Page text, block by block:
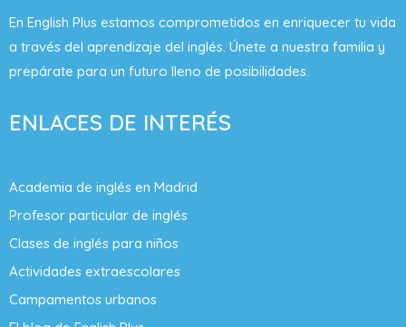
En English Plus estamos comprometidos en enriquecer tu vida
a través del aprendizaje del inglés. Únete a nuestra familia y
prepárate para un futuro lleno de posibilidades.
ENLACES DE INTERÉS
Academia de inglés en Madrid
Profesor particular de inglés
Clases de inglés para niños
Actividades extraescolares
Campamentos urbanos